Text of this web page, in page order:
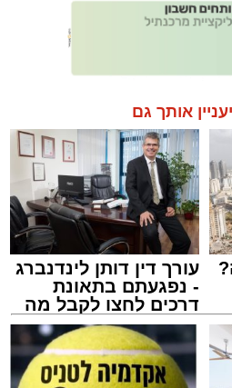
אותך גם
עורך דין דותן לינדנברג
- נפגעתם בתאונת
דרכים לחצו לקבל מה
שמגיע לכם